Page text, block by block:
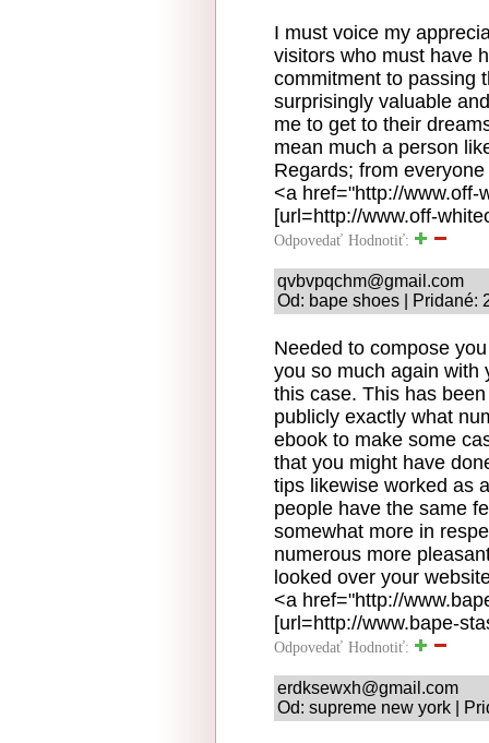
I must voice my
visitors who must have
commitment to passing
surprisingly valuable
me to get to their
mean much a person
Regards; from
<a href="http://www.off-
[url=http://www.off-
Odpovedať Hodnotiť:
qvbvpqchm@gmail.com
Od: bape shoes | Pridané:
Needed to compose
you so much again with
this case. This has
publicly exactly what
ebook to make some
that you might have
tips likewise worked as
people have the same
somewhat more in
numerous more
looked over your
<a href="http://
[url=http://www.bape-
Odpovedať Hodnotiť:
erdksewxh@gmail.com
Od: supreme new york |